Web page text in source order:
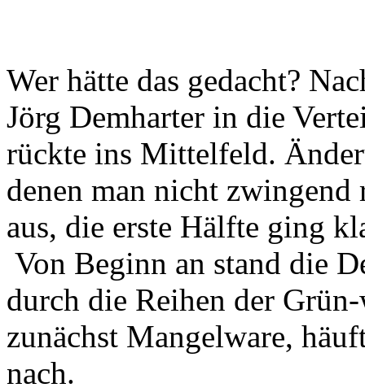
Wer hätte das gedacht?
Jörg Demharter in die
rückte ins Mittelfeld.
denen man nicht zwingend
aus, die erste Hälfte ging
Von Beginn an stand die
durch die Reihen der
zunächst Mangelware,
nach.